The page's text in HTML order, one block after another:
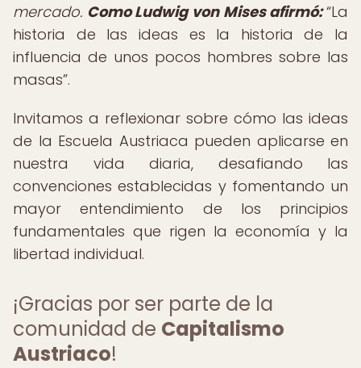
mercado. Como Ludwig von Mises afirmó: La
historia de las ideas es la historia de la
influencia de unos pocos hombres sobre las
masas .
Invitamos a reflexionar sobre cómo las ideas
de la Escuela Austriaca pueden aplicarse en
nuestra vida diaria, desafiando las
convenciones establecidas y fomentando un
mayor entendimiento de los principios
fundamentales que rigen la economía y la
libertad individual.
¡Gracias por ser parte de la
comunidad de Capitalismo
Austriaco!